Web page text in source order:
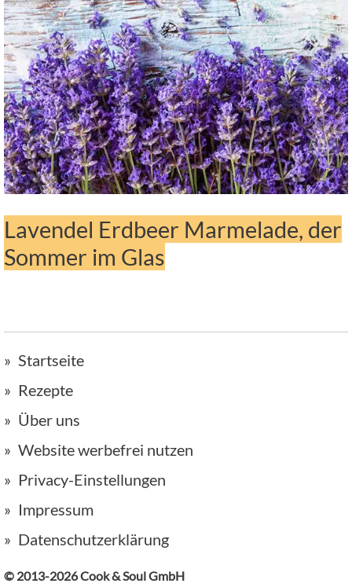
Lavendel Erdbeer Marmelade, der
Sommer im Glas
Startseite
Rezepte
Über uns
Website werbefrei nutzen
Privacy-Einstellungen
Impressum
Datenschutzerklärung
© 2013-2026 Cook & Soul GmbH